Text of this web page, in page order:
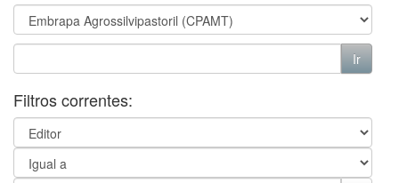
Filtros correntes: